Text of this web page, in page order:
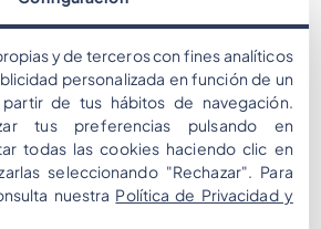
la clé du succès et arrêtera le
élan. Allez-vous travailler sur
? Allez-vous répartir les tâches
de l'équipe ? Allez-vous d'abord
énigmes difficiles ? Allez-vous
en premier ?
y de terceros con fines analíticos
personalizada en función de un
de tus hábitos de navegación.
tus preferencias pulsando en
todas las cookies haciendo clic en
seleccionando "Rechazar". Para
nuestra Política de Privacidad y